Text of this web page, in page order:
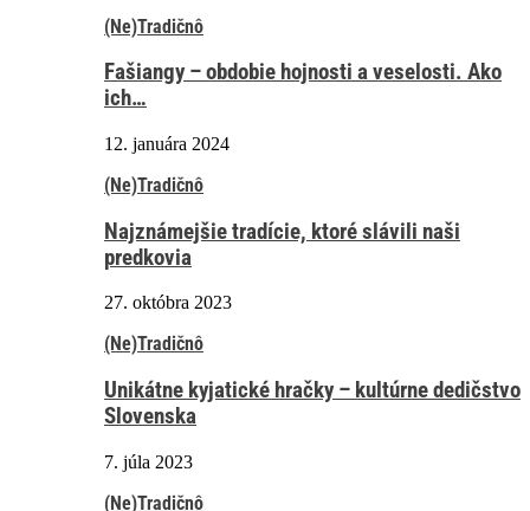
(Ne)Tradičnô
Fašiangy – obdobie hojnosti a veselosti. Ako
ich…
12. januára 2024
(Ne)Tradičnô
Najznámejšie tradície, ktoré slávili naši
predkovia
27. októbra 2023
(Ne)Tradičnô
Unikátne kyjatické hračky – kultúrne dedičstvo
Slovenska
7. júla 2023
(Ne)Tradičnô